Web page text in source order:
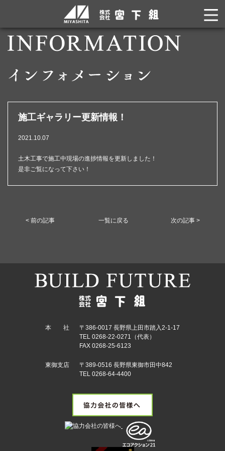
施工ギャラリー更新情報！
2021.10.07
土木工事で施工中現場の進捗情報を更新しました！
是非ご覧になって下さい！
< 前の記事 一覧に戻る 次の記事 >
本 社
〒386-0017 長野県上田市踏入2-1-17
TEL 0268-22-0271（代表）
FAX 0268-25-6123
東御支店
〒389-0516 長野県東御市田中842
TEL 0268-64-4400